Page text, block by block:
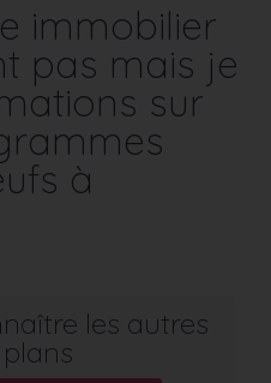
immobilier
pas mais je
sur
à
les autres